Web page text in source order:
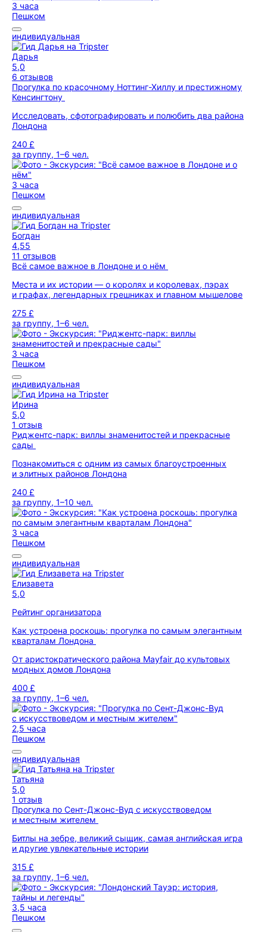
3 часа
Пешком
индивидуальная
Дарья
5,0
6 отзывов
Прогулка по красочному Ноттинг-Хиллу и престижному
Кенсингтону
Исследовать, сфотографировать и полюбить два района
Лондона
240 £
за группу, 1–6 чел.
3 часа
Пешком
индивидуальная
Богдан
4,55
11 отзывов
Всё самое важное в Лондоне и о нём
Места и их истории — о королях и королевах, пэрах
и графах, легендарных грешниках и главном мышелове
275 £
за группу, 1–6 чел.
3 часа
Пешком
индивидуальная
Ирина
5,0
1 отзыв
Риджентс-парк: виллы знаменитостей и прекрасные
сады
Познакомиться с одним из самых благоустроенных
и элитных районов Лондона
240 £
за группу, 1–10 чел.
3 часа
Пешком
индивидуальная
Елизавета
5,0
Рейтинг организатора
Как устроена роскошь: прогулка по самым элегантным
кварталам Лондона
От аристократического района Mayfair до культовых
модных домов Лондона
400 £
за группу, 1–6 чел.
2,5 часа
Пешком
индивидуальная
Татьяна
5,0
1 отзыв
Прогулка по Сент-Джонс-Вуд с искусствоведом
и местным жителем
Битлы на зебре, великий сыщик, самая английская игра
и другие увлекательные истории
315 £
за группу, 1–6 чел.
3,5 часа
Пешком